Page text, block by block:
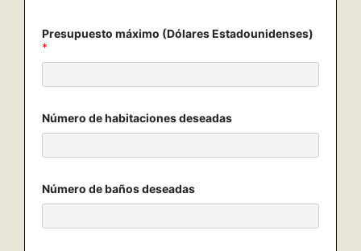
s
t
a
o
n
i
e
s
)
Presupuesto máximo (Dólares Estadounidenses)
*
Número de habitaciones deseadas
Número de baños deseadas